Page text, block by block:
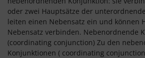
oder zwei Hauptsätze der
leiten einen Nebensatz ein und können
Nebensatz verbinden. Nebenordnende
(coordinating conjunction) Zu den
Konjunktionen ( coordinating